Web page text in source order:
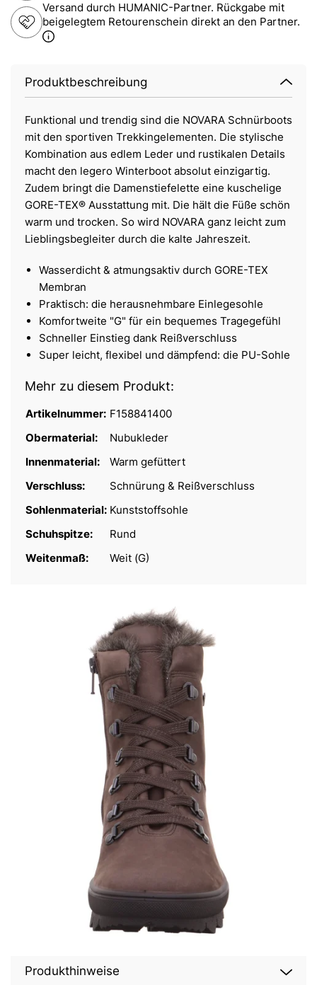
Versand durch HUMANIC-Partner. Rückgabe mit
beigelegtem Retourenschein direkt an den Partner.
Produktbeschreibung
Funktional und trendig sind die NOVARA Schnürboots
mit den sportiven Trekkingelementen. Die stylische
Kombination aus edlem Leder und rustikalen Details
macht den legero Winterboot absolut einzigartig.
Zudem bringt die Damenstiefelette eine kuschelige
GORE-TEX® Ausstattung mit. Die hält die Füße schön
warm und trocken. So wird NOVARA ganz leicht zum
Lieblingsbegleiter durch die kalte Jahreszeit.
Wasserdicht & atmungsaktiv durch GORE-TEX
Membran
Praktisch: die herausnehmbare Einlegesohle
Komfortweite "G" für ein bequemes Tragegefühl
Schneller Einstieg dank Reißverschluss
Super leicht, flexibel und dämpfend: die PU-Sohle
Mehr zu diesem Produkt:
Artikelnummer: F158841400
Obermaterial:
Nubukleder
Innenmaterial:
Warm gefüttert
Verschluss:
Schnürung & Reißverschluss
Sohlenmaterial: Kunststoffsohle
Schuhspitze:
Rund
Weitenmaß:
Weit (G)
Produkthinweise